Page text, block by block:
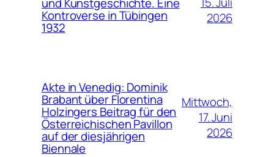
Kontroverse in Tübingen
1932
2026
Akte in Venedig: Dominik
Brabant über Florentina
Holzingers Beitrag für den
Österreichischen Pavillon
auf der diesjährigen
Biennale
Mittwoch,
17. Juni
2026